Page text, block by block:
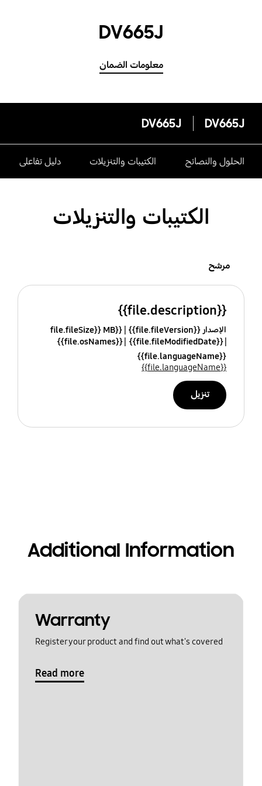
DV665J
معلومات الضمان
DV665J
DV665J
الحلول والنصائح الكتيبات والتنزيلات دليل تفاعلى
الكتيبات والتنزيلات
مرشح
{{file.description}}
الإصدار {{file.fileVersion}}
{{file.fileSize}} MB
{{file.fileModifiedDate}}
{{file.osNames}}
{{file.languageName}}
{{file.languageName}}
تنزيل
Additional Information
Warranty
Register your product and find out what's covered
Read more